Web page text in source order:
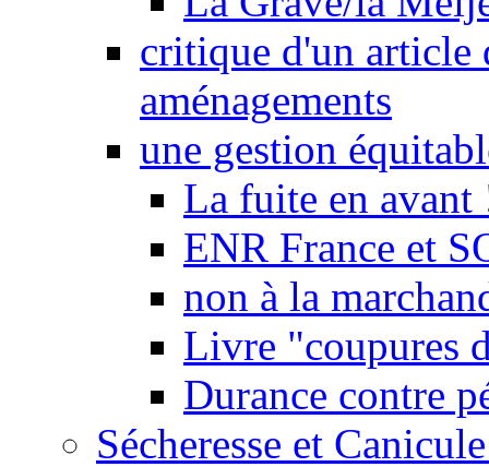
critique d'un article
aménagements
une gestion
La fuite en avant
ENR France et
non à la
Livre "coupures
Durance contre
Sécheresse et